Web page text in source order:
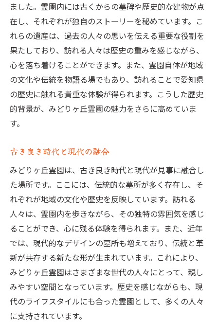
ました。霊園内には古くからの墓碑や歴史的な建物が点
在し、それぞれが独自のストーリーを秘めています。こ
れらの遺産は、過去の人々の思いを伝える重要な役割を
果たしており、訪れる人々は歴史の重みを感じながら、
心を落ち着けることができます。また、霊園自体が地域
の文化や伝統を物語る場でもあり、訪れることで愛知県
の歴史に触れる貴重な体験が得られます。こうした歴史
的背景が、みどりヶ丘霊園の魅力をさらに高めていま
す。
古き良き時代と現代の融合
みどりヶ丘霊園は、古き良き時代と現代が見事に融合し
た場所です。ここには、伝統的な墓所が多く存在し、そ
れぞれが地域の文化や歴史を反映しています。訪れる
人々は、霊園内を歩きながら、その独特の雰囲気を感じ
ることができ、心に残る体験を得られます。また、近年
では、現代的なデザインの墓所も増えており、伝統と革
新が共存する新たな形が生まれています。これにより、
みどりヶ丘霊園はさまざまな世代の人々にとって、親し
みやすい空間となっています。歴史を感じながらも、現
代のライフスタイルにも合った霊園として、多くの人々
に支持されています。